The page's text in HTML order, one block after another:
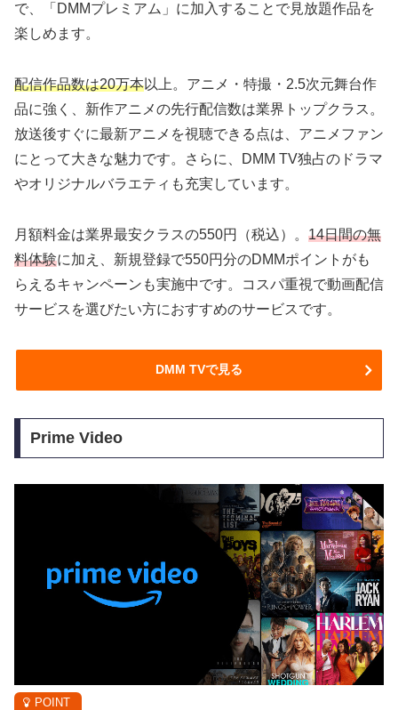
で、「DMMプレミアム」に加入することで見放題作品を
楽しめます。
配信作品数は20万本以上。アニメ・特撮・2.5次元舞台作
品に強く、新作アニメの先行配信数は業界トップクラス。
放送後すぐに最新アニメを視聴できる点は、アニメファン
にとって大きな魅力です。さらに、DMM TV独占のドラマ
やオリジナルバラエティも充実しています。
月額料金は業界最安クラスの550円（税込）。 14日間の無
料体験に加え、新規登録で550円分のDMMポイントがも
らえるキャンペーンも実施中です。コスパ重視で動画配信
サービスを選びたい方におすすめのサービスです。
DMM TVで見る
Prime Video